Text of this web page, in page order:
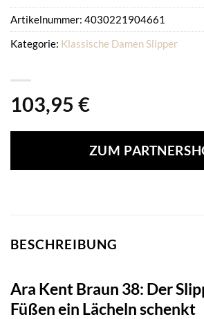
103,95 €
ZUM
Artikelnummer: 4030221904661
Kategorie: Klassische Damen Slipper
BESCHREIBUNG
Ara Kent Braun 38: Der
Füßen ein Lächeln schenkt